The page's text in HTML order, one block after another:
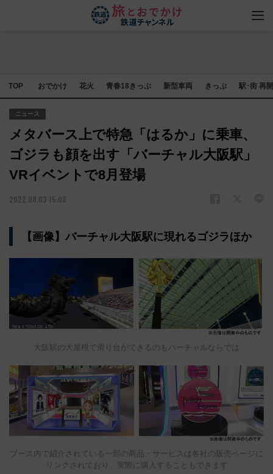
TOP おでかけ 花火 青春18きっぷ 新型車両 きっぷ 駅･街 再
ニュース
メタバース上で特急「はるか」に乗車、
ゴジラも顔を出す「バーチャル大阪駅」
VRイベントで8月登場
2022.08.03 15:08
【画像】バーチャル大阪駅に現れるゴジラほか
大阪駅の大屋根で滑り台ができるのもバーチャルならでは
ブース内で紹介されている一部の商品・サービスは各社の販売ページに
リンクされており、実際に購入することもできます